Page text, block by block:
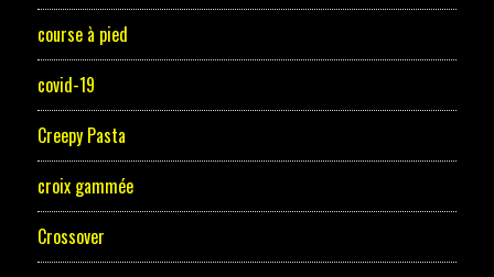
course à pied
covid-19
Creepy Pasta
croix gammée
Crossover